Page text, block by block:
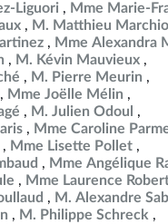
Liguori
Mme Marie-
M. Matthieu Marchio
Mme Alexandra
M. Kévin Mauvieux
M. Pierre Meurin
Mme Joëlle Mélin
M. Julien Odoul
Mme Caroline
Mme Lisette Pollet
Mme Angélique
Mme Laurence
M. Alexandre
M. Philippe Schreck